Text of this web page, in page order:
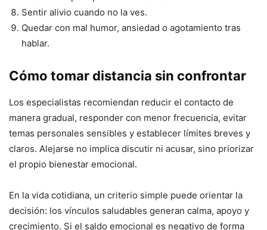
Sentir alivio cuando no la ves.
Quedar con mal humor, ansiedad o agotamiento tras
hablar.
Cómo tomar distancia sin confrontar
Los especialistas recomiendan reducir el contacto de
manera gradual, responder con menor frecuencia, evitar
temas personales sensibles y establecer límites breves y
claros. Alejarse no implica discutir ni acusar, sino priorizar
el propio bienestar emocional.
En la vida cotidiana, un criterio simple puede orientar la
decisión: los vínculos saludables generan calma, apoyo y
crecimiento. Si el saldo emocional es negativo de forma